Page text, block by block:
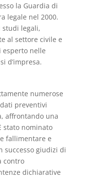
la Guardia di
legale nel 2000.
studi legali,
al settore civile e
esperto nelle
d’impresa.
numerose
preventivi
affrontando una
stato nominato
fallimentare e
successo giudizi di
contro
dichiarative